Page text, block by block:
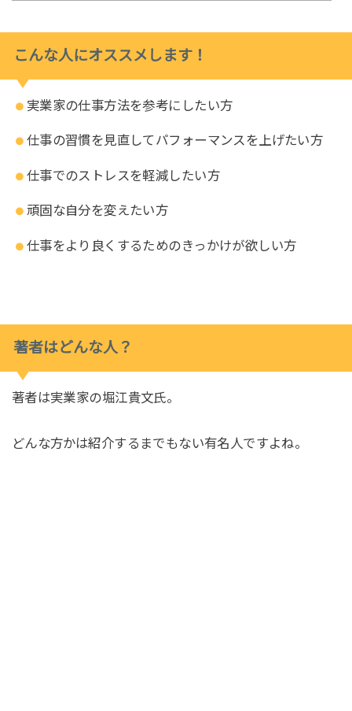
こんな人にオススメします！
実業家の仕事方法を参考にしたい方
仕事の習慣を見直してパフォーマンスを上げたい方
仕事でのストレスを軽減したい方
頑固な自分を変えたい方
仕事をより良くするためのきっかけが欲しい方
著者はどんな人？
著者は実業家の堀江貴文氏。
どんな方かは紹介するまでもない有名人ですよね。